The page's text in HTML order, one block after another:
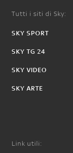
Tutti i siti di Sky:
SKY SPORT
SKY TG 24
SKY VIDEO
SKY ARTE
Link utili: